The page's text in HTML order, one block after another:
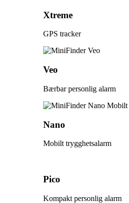
Xtreme
GPS tracker
Veo
Bærbar personlig alarm
Nano
Mobilt trygghetsalarm
Pico
Kompakt personlig alarm